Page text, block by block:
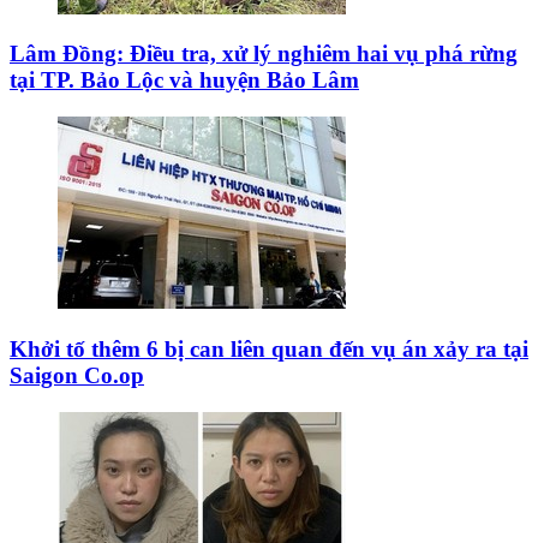
Lâm Đồng: Điều tra, xử lý nghiêm hai vụ phá rừng
tại TP. Bảo Lộc và huyện Bảo Lâm
Khởi tố thêm 6 bị can liên quan đến vụ án xảy ra tại
Saigon Co.op